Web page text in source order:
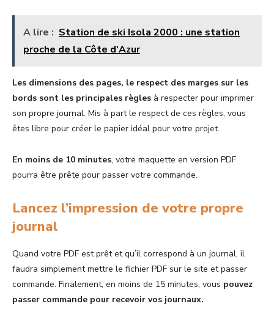
A lire : Station de ski Isola 2000 : une station
proche de la Côte d'Azur
Les dimensions des pages, le respect des marges sur les
bords sont les principales règles à respecter pour imprimer
son propre journal. Mis à part le respect de ces règles, vous
êtes libre pour créer le papier idéal pour votre projet.
En moins de 10 minutes, votre maquette en version PDF
pourra être prête pour passer votre commande.
Lancez l’impression de votre propre
journal
Quand votre PDF est prêt et qu’il correspond à un journal, il
faudra simplement mettre le fichier PDF sur le site et passer
commande. Finalement, en moins de 15 minutes, vous pouvez
passer commande pour recevoir vos journaux.